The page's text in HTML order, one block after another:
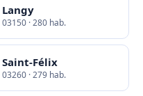
Langy
03150 · 280 hab.
Saint-Félix
03260 · 279 hab.